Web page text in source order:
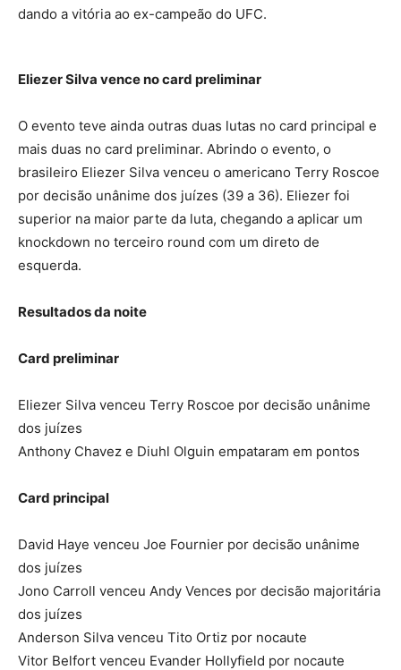
dando a vitória ao ex-campeão do UFC.
Eliezer Silva vence no card preliminar
O evento teve ainda outras duas lutas no card principal e
mais duas no card preliminar. Abrindo o evento, o
brasileiro Eliezer Silva venceu o americano Terry Roscoe
por decisão unânime dos juízes (39 a 36). Eliezer foi
superior na maior parte da luta, chegando a aplicar um
knockdown no terceiro round com um direto de
esquerda.
Resultados da noite
Card preliminar
Eliezer Silva venceu Terry Roscoe por decisão unânime
dos juízes
Anthony Chavez e Diuhl Olguin empataram em pontos
Card principal
David Haye venceu Joe Fournier por decisão unânime
dos juízes
Jono Carroll venceu Andy Vences por decisão majoritária
dos juízes
Anderson Silva venceu Tito Ortiz por nocaute
Vitor Belfort venceu Evander Hollyfield por nocaute